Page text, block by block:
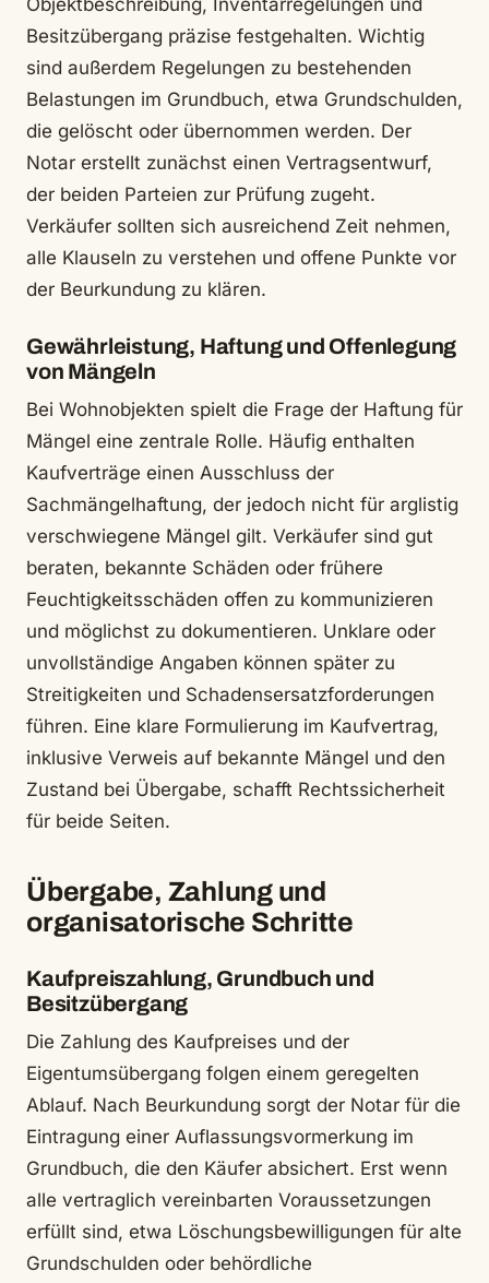
Objektbeschreibung, Inventarregelungen und
Besitzübergang präzise festgehalten. Wichtig
sind außerdem Regelungen zu bestehenden
Belastungen im Grundbuch, etwa Grundschulden,
die gelöscht oder übernommen werden. Der
Notar erstellt zunächst einen Vertragsentwurf,
der beiden Parteien zur Prüfung zugeht.
Verkäufer sollten sich ausreichend Zeit nehmen,
alle Klauseln zu verstehen und offene Punkte vor
der Beurkundung zu klären.
Gewährleistung, Haftung und Offenlegung
von Mängeln
Bei Wohnobjekten spielt die Frage der Haftung für
Mängel eine zentrale Rolle. Häufig enthalten
Kaufverträge einen Ausschluss der
Sachmängelhaftung, der jedoch nicht für arglistig
verschwiegene Mängel gilt. Verkäufer sind gut
beraten, bekannte Schäden oder frühere
Feuchtigkeitsschäden offen zu kommunizieren
und möglichst zu dokumentieren. Unklare oder
unvollständige Angaben können später zu
Streitigkeiten und Schadensersatzforderungen
führen. Eine klare Formulierung im Kaufvertrag,
inklusive Verweis auf bekannte Mängel und den
Zustand bei Übergabe, schafft Rechtssicherheit
für beide Seiten.
Übergabe, Zahlung und
organisatorische Schritte
Kaufpreiszahlung, Grundbuch und
Besitzübergang
Die Zahlung des Kaufpreises und der
Eigentumsübergang folgen einem geregelten
Ablauf. Nach Beurkundung sorgt der Notar für die
Eintragung einer Auflassungsvormerkung im
Grundbuch, die den Käufer absichert. Erst wenn
alle vertraglich vereinbarten Voraussetzungen
erfüllt sind, etwa Löschungsbewilligungen für alte
Grundschulden oder behördliche